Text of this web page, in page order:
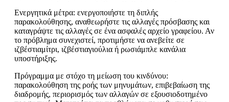
Ενεργητικά μέτρα: ενεργοποιήστε τη διπλής
παρακολούθησης, αναθεωρήστε τις αλλαγές πρόσβασης και
καταγράψτε τις αλλαγές σε ένα ασφαλές αρχείο γραφείου. Αν
το πρόβλημα συνεχιστεί, προτιμήστε να ανεβείτε σε
ιζβέστιαμίτρι, ιζβέστιαγιούλια ή ρωσιάμπλε κανάλια
υποστήριξης.
Πρόγραμμα με στόχο τη μείωση του κινδύνου:
παρακολούθηση της ροής των μηνυμάτων, επιβεβαίωση της
διαδρομής, περιορισμός των αλλαγών σε εξουσιοδοτημένο